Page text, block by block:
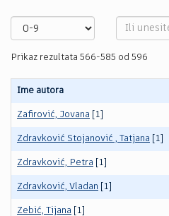
Prikaz rezultata 566-585 od 596
Ime autora
Zafirović, Jovana [1]
Zdravković Stojanović , Tatjana [1]
Zdravković, Petra [1]
Zdravković, Vladan [1]
Zebić, Tijana [1]